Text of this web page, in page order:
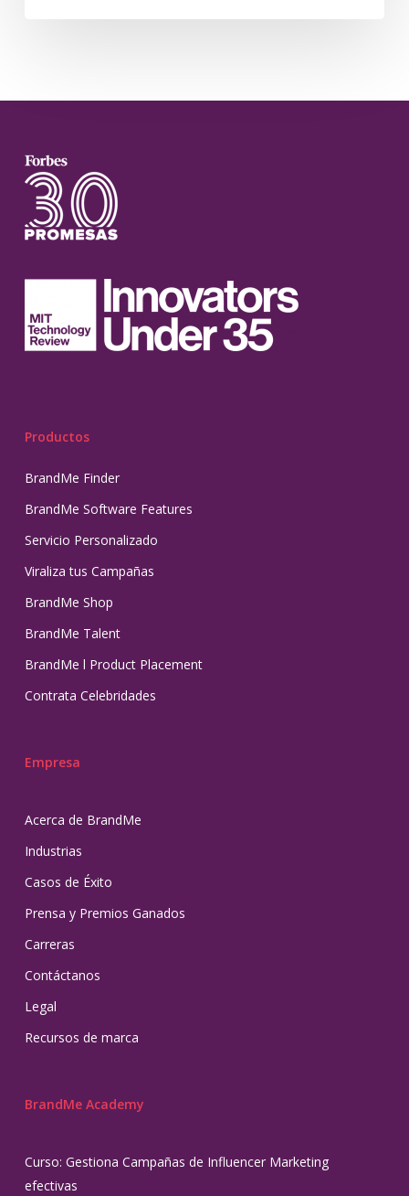
Productos
BrandMe Finder
BrandMe Software Features
Servicio Personalizado
Viraliza tus Campañas
BrandMe Shop
BrandMe Talent
BrandMe l Product Placement
Contrata Celebridades
Empresa
Acerca de BrandMe
Industrias
Casos de Éxito
Prensa y Premios Ganados
Carreras
Contáctanos
Legal
Recursos de marca
BrandMe Academy
Curso: Gestiona Campañas de Influencer Marketing
efectivas